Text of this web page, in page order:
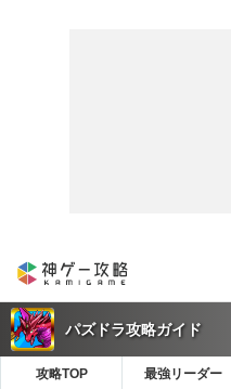
パズドラ攻略ガイド
攻略TOP 最強リーダー